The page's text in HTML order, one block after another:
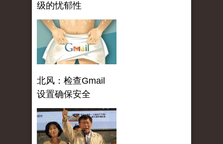
级的忧郁性
北风：检查Gmail
设置确保安全